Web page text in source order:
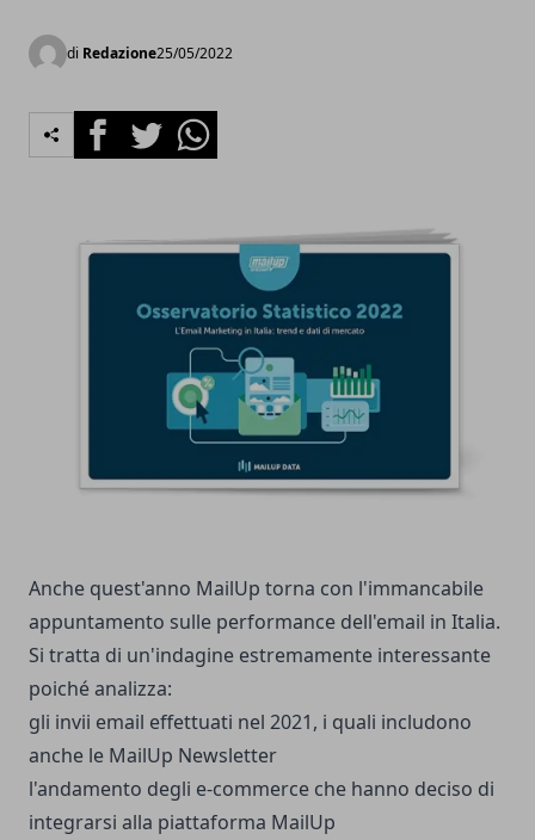
di Redazione25/05/2022
FacebookTwitterWhatsapp
Anche quest'anno MailUp torna con l'immancabile
appuntamento sulle performance dell'email in Italia.
Si tratta di un'indagine estremamente interessante
poiché analizza:
gli invii email effettuati nel 2021, i quali includono
anche le MailUp Newsletter
l'andamento degli e-commerce che hanno deciso di
integrarsi alla piattaforma MailUp